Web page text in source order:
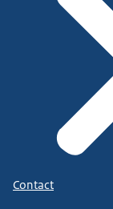
Contact